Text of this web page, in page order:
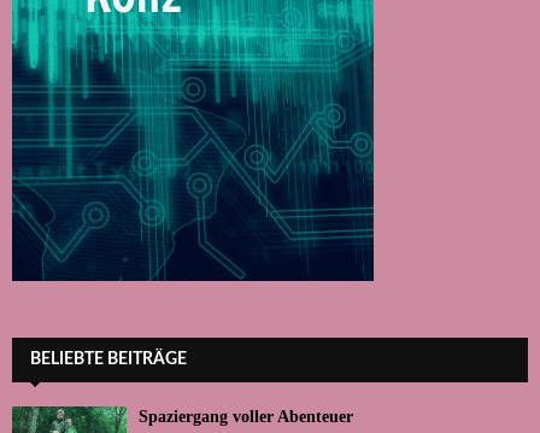
BELIEBTE BEITRÄGE
Spaziergang voller Abenteuer